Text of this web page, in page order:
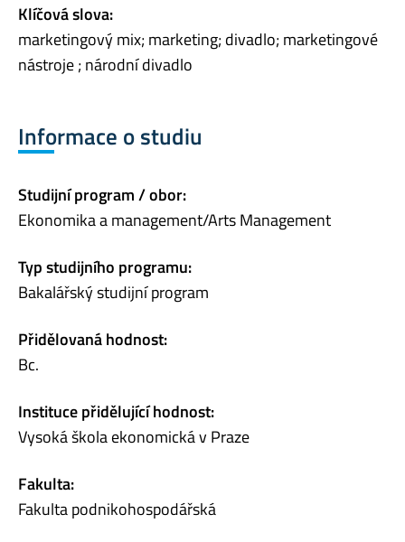
Klíčová slova:
marketingový mix; marketing; divadlo; marketingové
nástroje ; národní divadlo
Informace o studiu
Studijní program / obor:
Ekonomika a management/Arts Management
Typ studijního programu:
Bakalářský studijní program
Přidělovaná hodnost:
Bc.
Instituce přidělující hodnost:
Vysoká škola ekonomická v Praze
Fakulta:
Fakulta podnikohospodářská